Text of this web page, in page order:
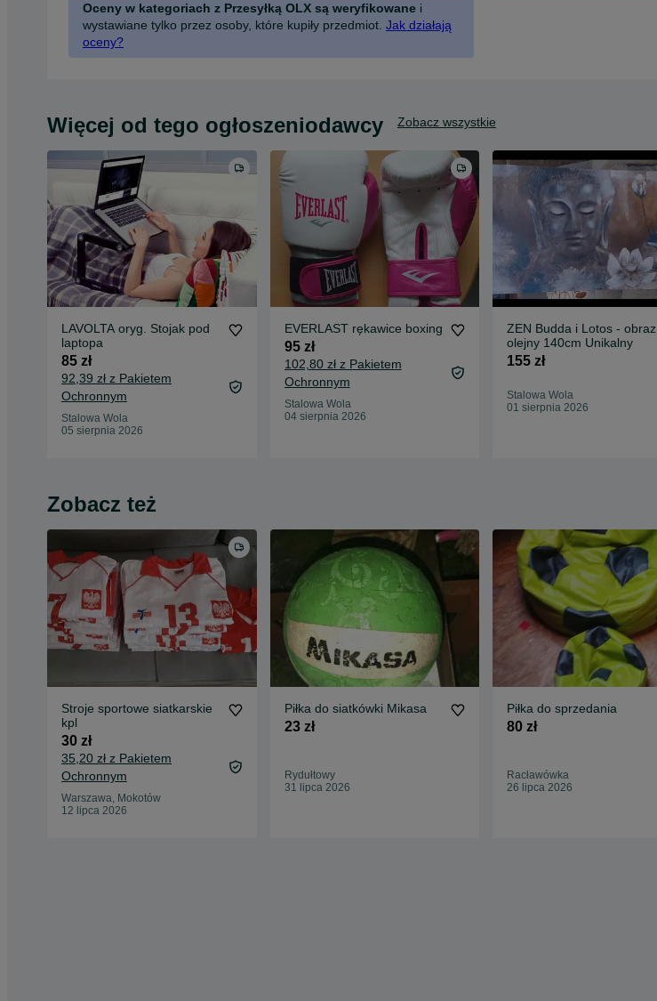
Oceny w kategoriach z Przesyłką OLX są weryfikowane i
wystawiane tylko przez osoby, które kupiły przedmiot. Jak działają
oceny?
Więcej od tego ogłoszeniodawcy Zobacz wszystkie
LAVOLTA oryg. Stojak pod
laptopa
85 zł
92,39 zł z Pakietem
Ochronnym
Stalowa Wola
05 sierpnia 2026
EVERLAST rękawice boxing
95 zł
102,80 zł z Pakietem
Ochronnym
Stalowa Wola
04 sierpnia 2026
ZEN Budda i Lotos - obraz
olejny 140cm Unikalny
155 zł
Stalowa Wola
01 sierpnia 2026
Zobacz też
Stroje sportowe siatkarskie
kpl
30 zł
35,20 zł z Pakietem
Ochronnym
Warszawa, Mokotów
12 lipca 2026
Piłka do siatkówki Mikasa
23 zł
Rydułtowy
31 lipca 2026
Piłka do sprzedania
80 zł
Racławówka
26 lipca 2026